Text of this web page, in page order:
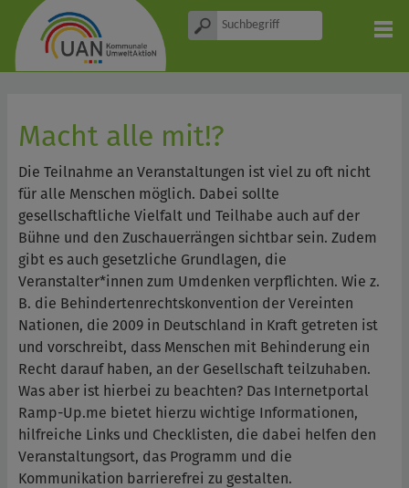
Macht alle mit!?
Die Teilnahme an Veranstaltungen ist viel zu oft nicht
für alle Menschen möglich. Dabei sollte
gesellschaftliche Vielfalt und Teilhabe auch auf der
Bühne und den Zuschauerrängen sichtbar sein. Zudem
gibt es auch gesetzliche Grundlagen, die
Veranstalter*innen zum Umdenken verpflichten. Wie z.
B. die Behindertenrechtskonvention der Vereinten
Nationen, die 2009 in Deutschland in Kraft getreten ist
und vorschreibt, dass Menschen mit Behinderung ein
Recht darauf haben, an der Gesellschaft teilzuhaben.
Was aber ist hierbei zu beachten? Das Internetportal
Ramp-Up.me bietet hierzu wichtige Informationen,
hilfreiche Links und Checklisten, die dabei helfen den
Veranstaltungsort, das Programm und die
Kommunikation barrierefrei zu gestalten.